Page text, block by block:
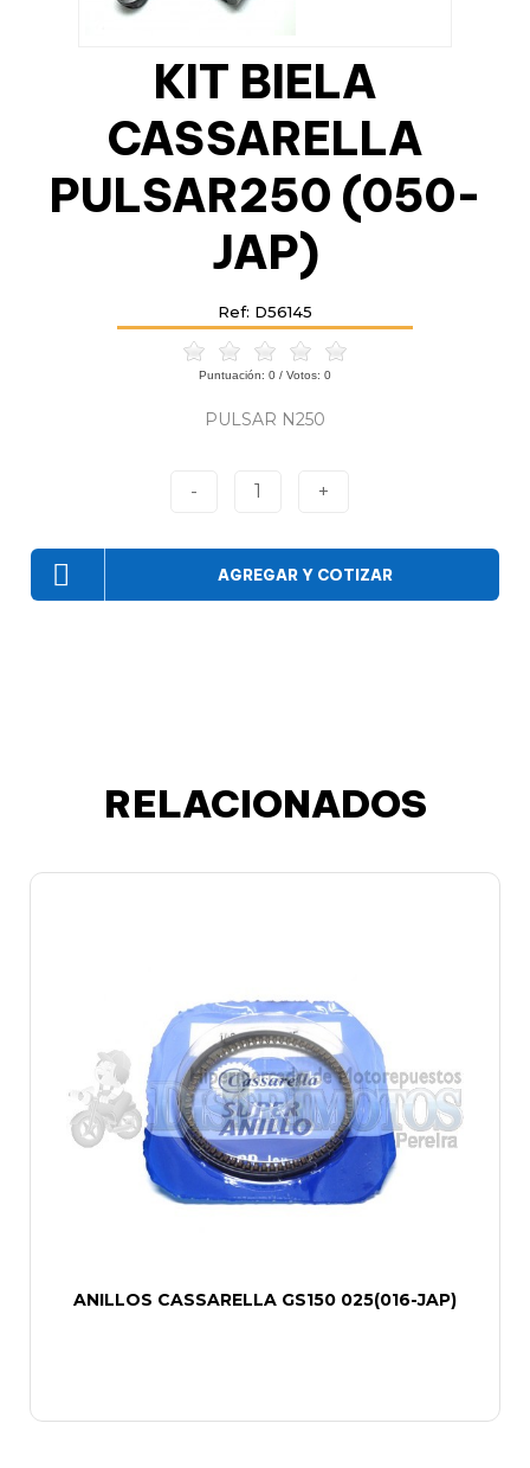
KIT BIELA
CASSARELLA
PULSAR250 (050-
JAP)
Ref: D56145
Puntuación: 0 / Votos: 0
PULSAR N250
- 1 +
AGREGAR Y COTIZAR
RELACIONADOS
ANILLOS CASSARELLA GS150 025(016-JAP)